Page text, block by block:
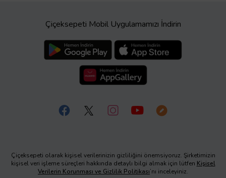
Çiçeksepeti Mobil Uygulamamızı İndirin
Çiçeksepeti olarak kişisel verilerinizin gizliliğini önemsiyoruz. Şirketimizin
kişisel veri işleme süreçleri hakkında detaylı bilgi almak için lütfen Kişisel
Verilerin Korunması ve Gizlilik Politikası’nı inceleyiniz.